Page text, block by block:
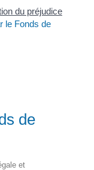
du préjudice
le Fonds de
de
et